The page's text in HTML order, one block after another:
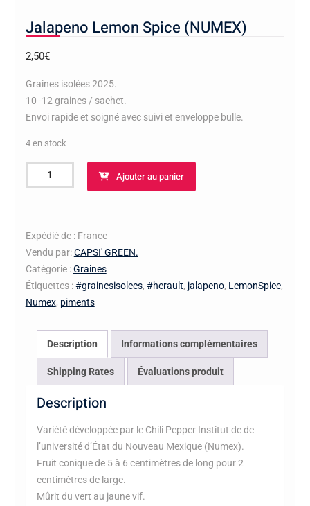
Jalapeno Lemon Spice (NUMEX)
2,50€
Graines isolées 2025.
10 -12 graines / sachet.
Envoi rapide et soigné avec suivi et enveloppe bulle.
4 en stock
quantité
de
Spice
(NUMEX)
Ajouter au panier
Expédié de : France
Vendu par:CAPSI' GREEN.
Catégorie :Graines
Étiquettes :#grainesisolees, #herault, jalapeno, LemonSpice,
Numex, piments
Description Informations complémentaires
Shipping Rates Évaluations produit
Description
Variété développée par le Chili Pepper Institut de de
l’université d’État du Nouveau Mexique (Numex).
Fruit conique de 5 à 6 centimètres de long pour 2
centimètres de large.
Mûrit du vert au jaune vif.